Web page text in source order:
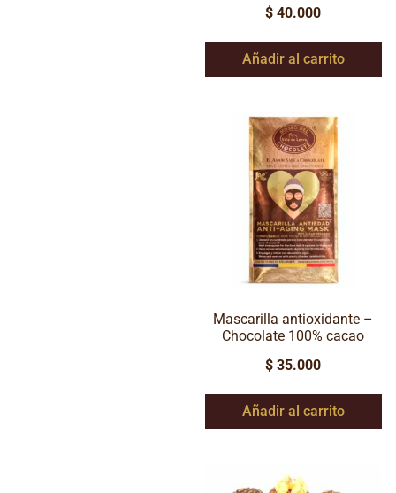
$ 40.000
Añadir al carrito
Mascarilla antioxidante –
Chocolate 100% cacao
$ 35.000
Añadir al carrito